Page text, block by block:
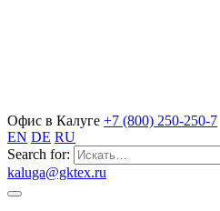
Офис в Калуге +7 (800) 250-250-7
EN DE RU
Search for:
kaluga@gktex.ru